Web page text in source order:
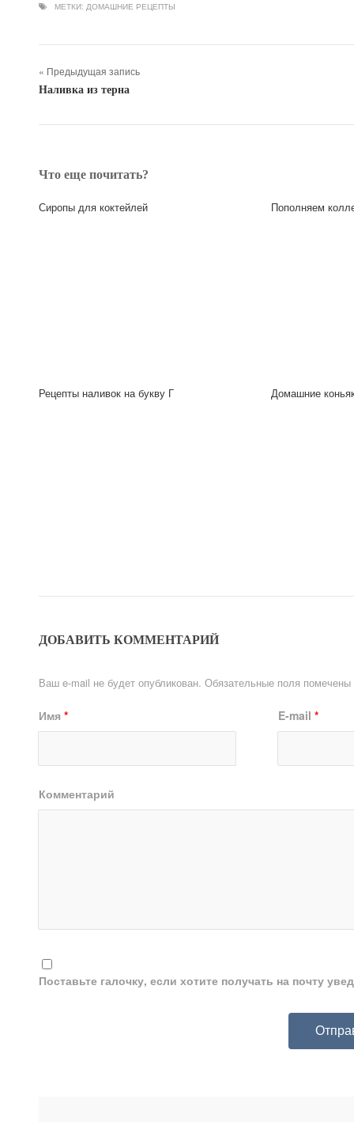
МЕТКИ: ДОМАШНИЕ РЕЦЕПТЫ
« Предыдущая запись
Наливка из терна
Что еще почитать?
Сиропы для коктейлей Пополняем
Рецепты наливок на букву Г Домашние
ДОБАВИТЬ КОММЕНТАРИЙ
Ваш e-mail не будет опубликован. Обязательные поля помечены
Имя * E-mail *
Комментарий
Поставьте галочку, если хотите получать на почту